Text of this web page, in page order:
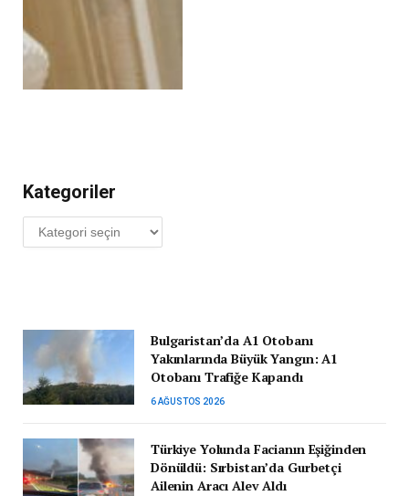
Kategoriler
Kategoriler
Bulgaristan’da A1 Otobanı
Yakınlarında Büyük Yangın: A1
Otobanı Trafiğe Kapandı
6 AĞUSTOS 2026
Türkiye Yolunda Facianın Eşiğinden
Dönüldü: Sırbistan’da Gurbetçi
Ailenin Aracı Alev Aldı